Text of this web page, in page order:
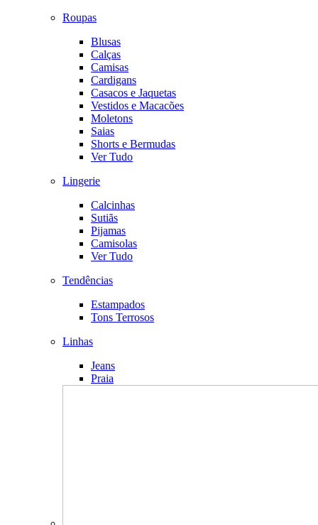
Roupas
Blusas
Calças
Camisas
Cardigans
Casacos e Jaquetas
Vestidos e Macacões
Moletons
Saias
Shorts e Bermudas
Ver Tudo
Lingerie
Calcinhas
Sutiãs
Pijamas
Camisolas
Ver Tudo
Tendências
Estampados
Tons Terrosos
Linhas
Jeans
Praia